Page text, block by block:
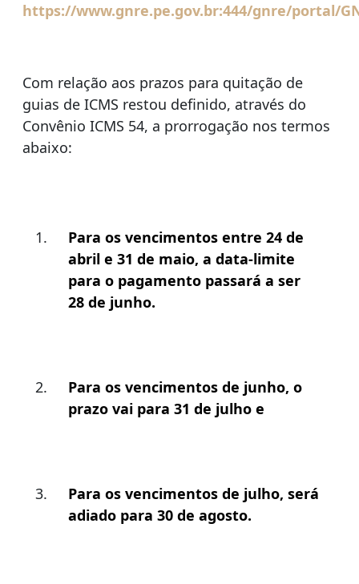
https://www.gnre.pe.gov.br:444/gnre/portal/
Com relação aos prazos para quitação de
guias de ICMS restou definido, através do
Convênio ICMS 54, a prorrogação nos termos
abaixo:
Para os vencimentos entre 24 de
abril e 31 de maio, a data-limite
para o pagamento passará a ser
28 de junho.
Para os vencimentos de junho, o
prazo vai para 31 de julho e
Para os vencimentos de julho, será
adiado para 30 de agosto.